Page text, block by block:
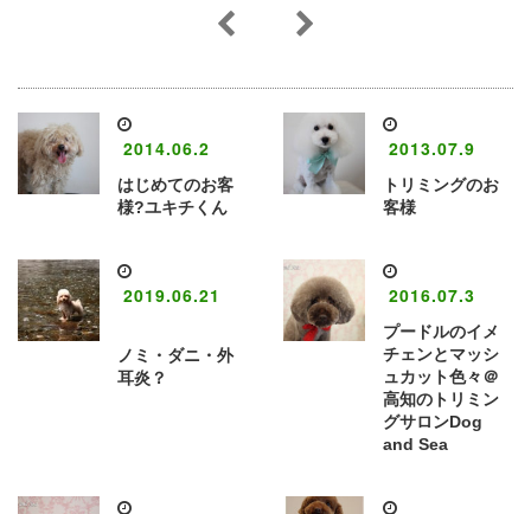
2014.06.2
はじめてのお客
様?ユキチくん
2013.07.9
トリミングのお
客様
2019.06.21
ノミ・ダニ・外
耳炎？
2016.07.3
プードルのイメ
チェンとマッシ
ュカット色々＠
高知のトリミン
グサロンDog
and Sea